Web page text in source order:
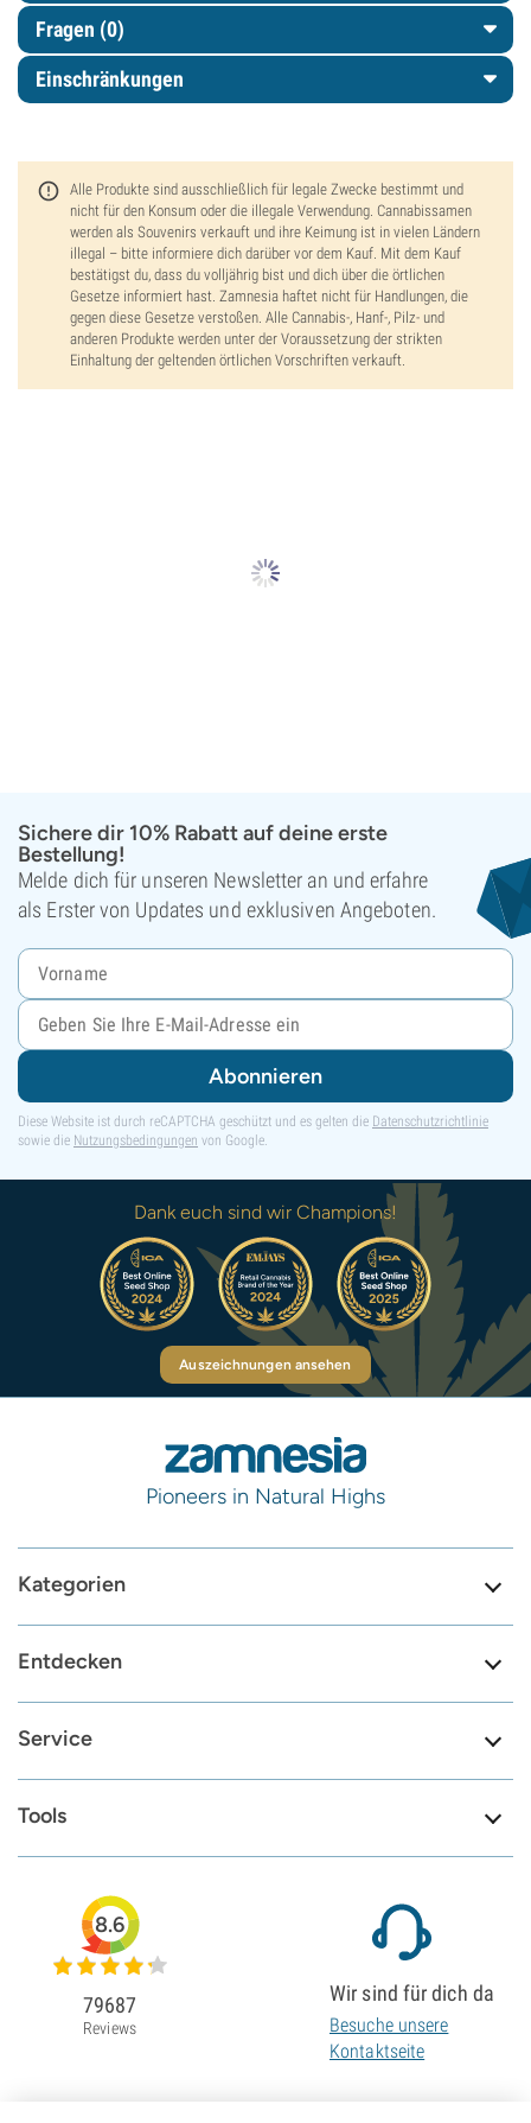
Fragen (0)
Einschränkungen
Alle Produkte sind ausschließlich für legale Zwecke bestimmt und
nicht für den Konsum oder die illegale Verwendung. Cannabissamen
werden als Souvenirs verkauft und ihre Keimung ist in vielen Ländern
illegal – bitte informiere dich darüber vor dem Kauf. Mit dem Kauf
bestätigst du, dass du volljährig bist und dich über die örtlichen
Gesetze informiert hast. Zamnesia haftet nicht für Handlungen, die
gegen diese Gesetze verstoßen. Alle Cannabis-, Hanf-, Pilz- und
anderen Produkte werden unter der Voraussetzung der strikten
Einhaltung der geltenden örtlichen Vorschriften verkauft.
Sichere dir 10% Rabatt auf deine erste
Bestellung!
Melde dich für unseren Newsletter an und erfahre
als Erster von Updates und exklusiven Angeboten.
Abonnieren
Diese Website ist durch reCAPTCHA geschützt und es gelten die Datenschutzrichtlinie
sowie die Nutzungsbedingungen von Google.
Dank euch sind wir Champions!
Auszeichnungen ansehen
Pioneers in Natural Highs
Kategorien
Entdecken
Service
Tools
8.6
79687
Reviews
Wir sind für dich da
Besuche unsere
Kontaktseite